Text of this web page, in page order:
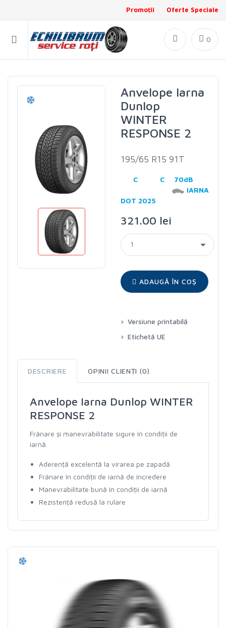
Promoții Oferte Speciale
0
Anvelope Iarna
Dunlop
WINTER
RESPONSE 2
195/65 R15 91T
C C
70dB
IARNA
DOT 2025
321.00 lei
ADAUGĂ ÎN COȘ
Versiune printabilă
Etichetă UE
DESCRIERE OPINII CLIENȚI (0)
Anvelope Iarna Dunlop WINTER
RESPONSE 2
Frânare și manevrabilitate sigure în condiții de
iarnă.
Aderență excelentă la virarea pe zapadă
Frânare în condiții de iarnă de încredere
Manevrabilitate bună în condiții de iarnă
Rezistenţă redusă la rulare